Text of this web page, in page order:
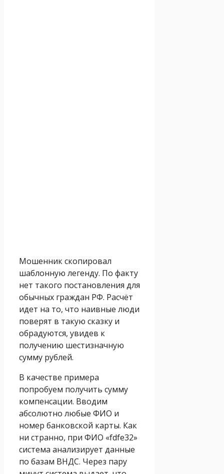
Мошенник скопировал
шаблонную легенду. По факту
нет такого постановления для
обычных граждан РФ. Расчёт
идет на то, что наивные люди
поверят в такую сказку и
обрадуются, увидев к
получению шестизначную
сумму рублей.
В качестве примера
попробуем получить сумму
компенсации. Вводим
абсолютно любые ФИО и
номер банковской карты. Как
ни странно, при ФИО «fdfe32»
система анализирует данные
по базам ВНДС. Через пару